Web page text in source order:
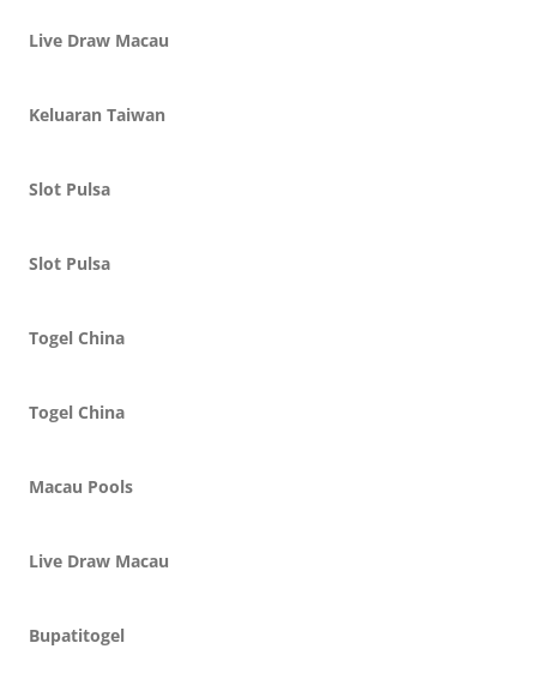
Live Draw Macau
Keluaran Taiwan
Slot Pulsa
Slot Pulsa
Togel China
Togel China
Macau Pools
Live Draw Macau
Bupatitogel